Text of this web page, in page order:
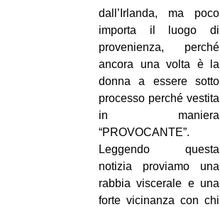
ESTREMO ORIENTE
EUROPA
MEDIO ORIENTE
MONDO
EVENTI
in
dall’Irlanda, ma poco
importa il luogo di
provenienza, perché
ancora una volta è la
donna a essere sotto
processo perché vestita
in maniera
“PROVOCANTE”.
Leggendo questa
notizia proviamo una
rabbia viscerale e una
forte vicinanza con chi